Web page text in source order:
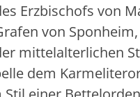
Erzbischofs von
von
mittelalterlichen
dem